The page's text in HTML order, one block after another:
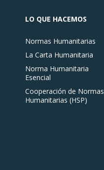
LO QUE HACEMOS
Normas Humanitarias
La Carta Humanitaria
Norma Humanitaria
Esencial
Cooperación de Normas
Humanitarias (HSP)